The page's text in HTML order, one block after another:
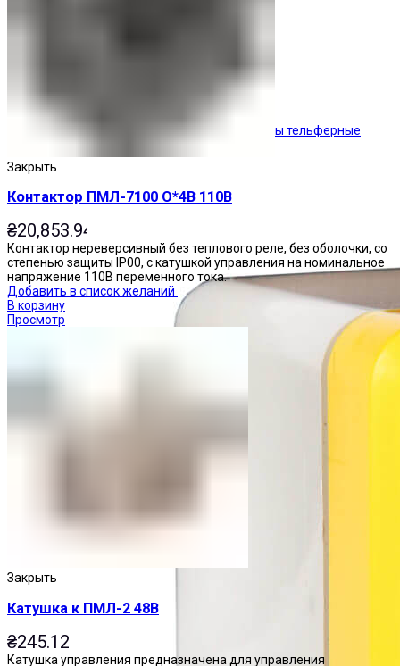
Посты тельферные
Закрыть
Контактор ПМЛ-7100 О*4В 110В
₴20,853.94
Контактор нереверсивный без теплового реле, без оболочки, со
степенью защиты IP00, с катушкой управления на номинальное
напряжение 110В переменного тока.
Добавить в список желаний
В корзину
Просмотр
Закрыть
Катушка к ПМЛ-2 48В
₴245.12
Катушка управления предназначена для управления